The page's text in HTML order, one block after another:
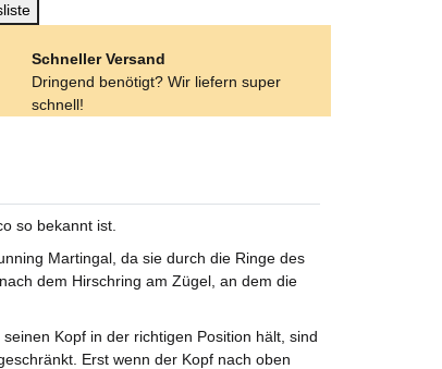
Schneller Versand
Dringend benötigt? Wir liefern super
schnell!
so bekannt ist.
Martingal, da sie durch die Ringe des
dem Hirschring am Zügel, an dem die
Kopf in der richtigen Position hält, sind
Erst wenn der Kopf nach oben